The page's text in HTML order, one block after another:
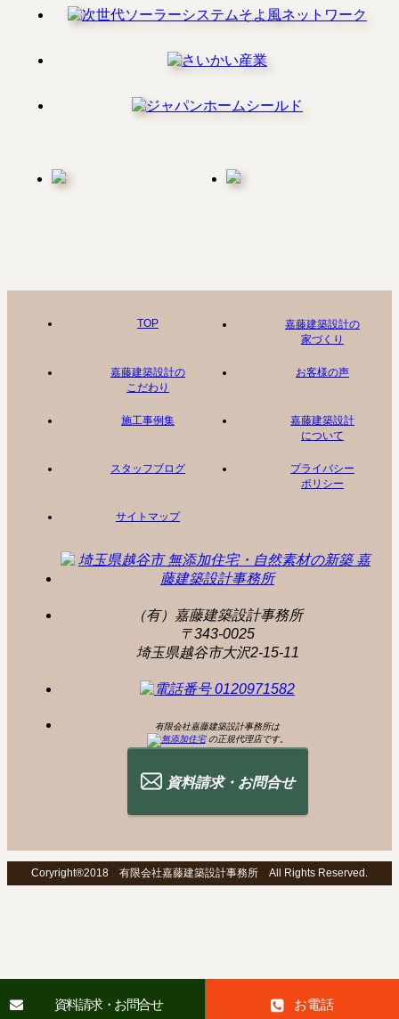
TOP
嘉藤建築設計の
家づくり
嘉藤建築設計の
こだわり
お客様の声
施工事例集
嘉藤建築設計
について
スタッフブログ
プライバシー
ポリシー
サイトマップ
（有）嘉藤建築設計事務所
〒343-0025
埼玉県越谷市大沢2-15-11
有限会社嘉藤建築設計事務所は
の正規代理店です。
資料請求・お問合せ
Coryright®2018 有限会社嘉藤建築設計事務所 All Rights Reserved.
資料請求・お問合せ お電話